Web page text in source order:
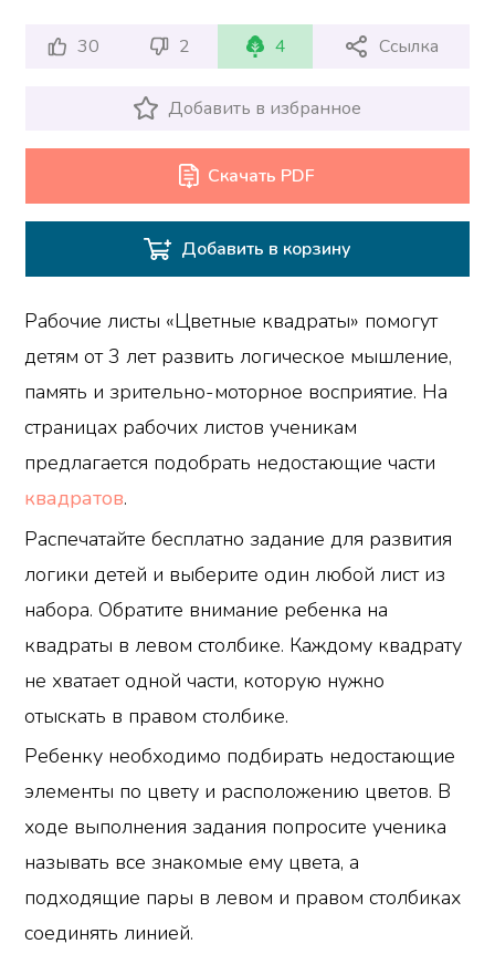
30 2 4 Ссылка
Добавить в избранное
Скачать PDF
Добавить в корзину
Рабочие листы «Цветные квадраты» помогут
детям от 3 лет развить логическое мышление,
память и зрительно-моторное восприятие. На
страницах рабочих листов ученикам
предлагается подобрать недостающие части
квадратов.
Распечатайте бесплатно задание для развития
логики детей и выберите один любой лист из
набора. Обратите внимание ребенка на
квадраты в левом столбике. Каждому квадрату
не хватает одной части, которую нужно
отыскать в правом столбике.
Ребенку необходимо подбирать недостающие
элементы по цвету и расположению цветов. В
ходе выполнения задания попросите ученика
называть все знакомые ему цвета, а
подходящие пары в левом и правом столбиках
соединять линией.